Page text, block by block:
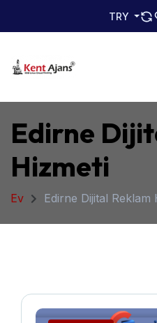
TRY
Edirne
Hizmeti
Ev Edirne Dijital Reklam